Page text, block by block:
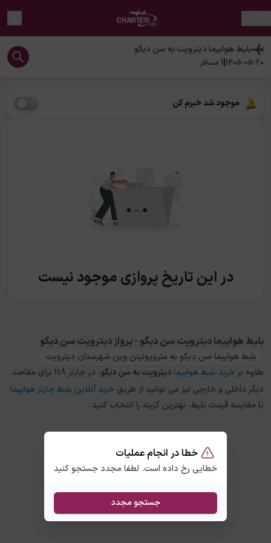
خطا در انجام عملیات
خطایی رخ داده است. لطفا مجدد جستجو کنید
جستجو مجدد
بلیط هواپیمادیترویت به سن دیگو
1405-05-20
|
1 مسافر
موجود شد خبرم کن
در این تاریخ پروازی موجود نیست
بلیط هواپیما دیترویت سن دیگو - پرواز دیترویت سن دیگو
بلیط هواپیما سن دیگو به متروپولیتن وین شهرستان دیترویت
علاوه بر خرید بلیط هواپیما دیترویتبهسن دیگو
، در چارتر 118 برای مقاصد
دیگر داخلی و خارجی نیز می توانید از طریق خرید آنلاین بلیط چارتر هواپیما
با مقایسه قیمت بلیط، بهترین گزینه را انتخاب کنید .